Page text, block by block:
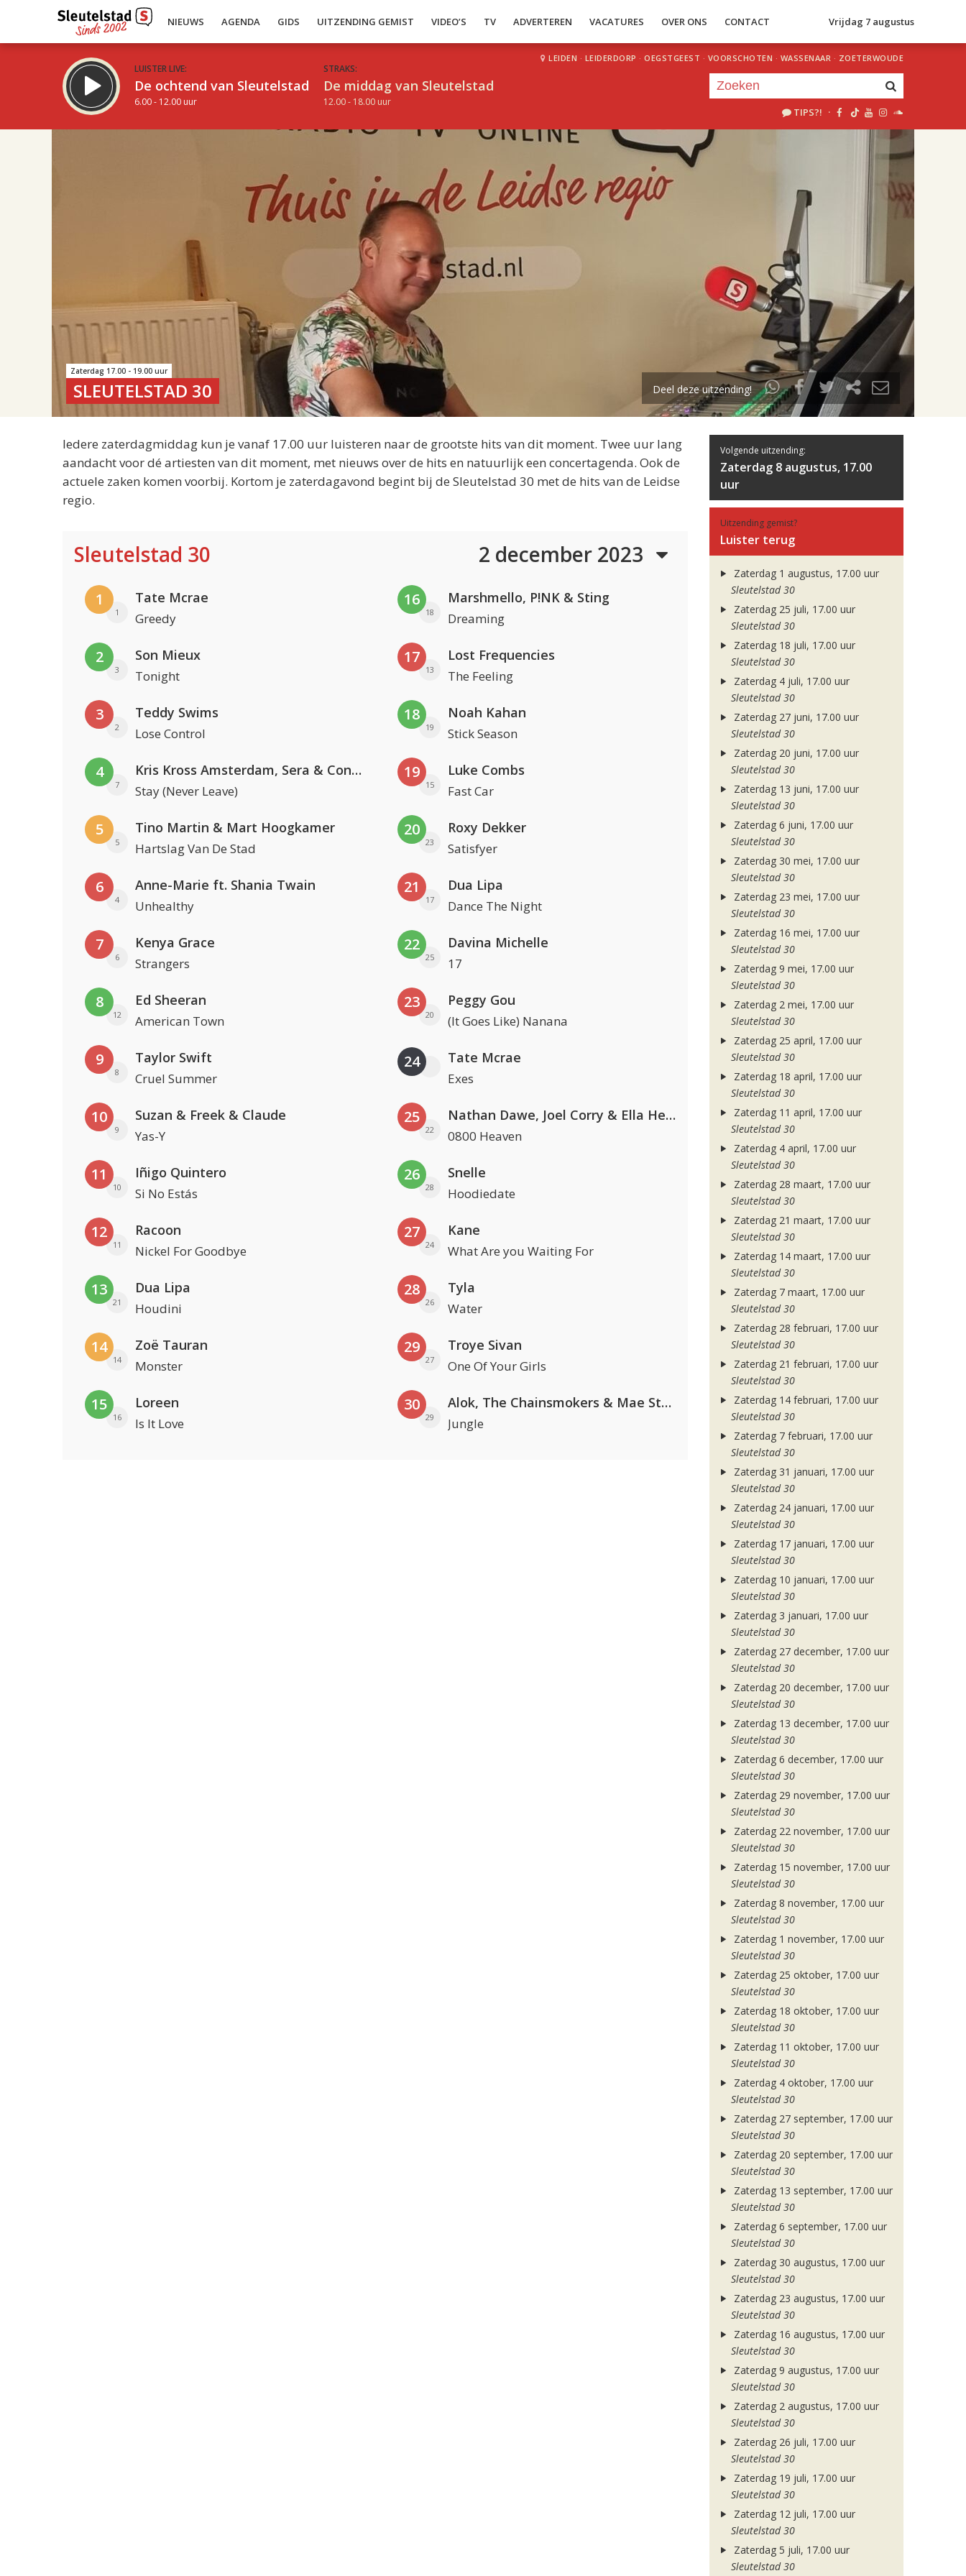
NIEUWS AGENDA GIDS UITZENDING GEMIST VIDEO’S TV ADVERTEREN VACATURES OVER ONS CONTACT Vrijdag 7 augustus
LUISTER LIVE:
De ochtend van Sleutelstad
6.00 - 12.00 uur
STRAKS:
De middag van Sleutelstad
12.00 - 18.00 uur
LEIDEN · LEIDERDORP · OEGSTGEEST · VOORSCHOTEN · WASSENAAR · ZOETERWOUDE
TIPS?! ·
uur 1 van 2
Volgend uur
Zaterdag 17.00 - 19.00 uur
SLEUTELSTAD 30 Deel deze uitzending!
Iedere zaterdagmiddag kun je vanaf 17.00 uur luisteren naar de grootste hits van dit moment. Twee uur lang
aandacht voor dé artiesten van dit moment, met nieuws over de hits en natuurlijk een concertagenda. Ook de
actuele zaken komen voorbij. Kortom je zaterdagavond begint bij de Sleutelstad 30 met de hits van de Leidse
regio.
Sleutelstad 30 2 december 2023
1
1
Tate Mcrae
Greedy
2
3
Son Mieux
Tonight
3
2
Teddy Swims
Lose Control
4
7
Kris Kross Amsterdam, Sera & Conor Maynard
Stay (Never Leave)
5
5
Tino Martin & Mart Hoogkamer
Hartslag Van De Stad
6
4
Anne-Marie ft. Shania Twain
Unhealthy
7
6
Kenya Grace
Strangers
8
12
Ed Sheeran
American Town
9
8
Taylor Swift
Cruel Summer
10
9
Suzan & Freek & Claude
Yas-Y
11
10
Iñigo Quintero
Si No Estás
12
11
Racoon
Nickel For Goodbye
13
21
Dua Lipa
Houdini
14
14
Zoë Tauran
Monster
15
16
Loreen
Is It Love
16
18
Marshmello, P!NK & Sting
Dreaming
17
13
Lost Frequencies
The Feeling
18
19
Noah Kahan
Stick Season
19
15
Luke Combs
Fast Car
20
23
Roxy Dekker
Satisfyer
21
17
Dua Lipa
Dance The Night
22
25
Davina Michelle
17
23
20
Peggy Gou
(It Goes Like) Nanana
24 Tate Mcrae
Exes
25
22
Nathan Dawe, Joel Corry & Ella Henderson
0800 Heaven
26
28
Snelle
Hoodiedate
27
24
Kane
What Are you Waiting For
28
26
Tyla
Water
29
27
Troye Sivan
One Of Your Girls
30
29
Alok, The Chainsmokers & Mae Stephens
Jungle
Volgende uitzending:
Zaterdag 8 augustus, 17.00
uur
Uitzending gemist?
Luister terug
Zaterdag 1 augustus, 17.00 uur
Sleutelstad 30
Zaterdag 25 juli, 17.00 uur
Sleutelstad 30
Zaterdag 18 juli, 17.00 uur
Sleutelstad 30
Zaterdag 4 juli, 17.00 uur
Sleutelstad 30
Zaterdag 27 juni, 17.00 uur
Sleutelstad 30
Zaterdag 20 juni, 17.00 uur
Sleutelstad 30
Zaterdag 13 juni, 17.00 uur
Sleutelstad 30
Zaterdag 6 juni, 17.00 uur
Sleutelstad 30
Zaterdag 30 mei, 17.00 uur
Sleutelstad 30
Zaterdag 23 mei, 17.00 uur
Sleutelstad 30
Zaterdag 16 mei, 17.00 uur
Sleutelstad 30
Zaterdag 9 mei, 17.00 uur
Sleutelstad 30
Zaterdag 2 mei, 17.00 uur
Sleutelstad 30
Zaterdag 25 april, 17.00 uur
Sleutelstad 30
Zaterdag 18 april, 17.00 uur
Sleutelstad 30
Zaterdag 11 april, 17.00 uur
Sleutelstad 30
Zaterdag 4 april, 17.00 uur
Sleutelstad 30
Zaterdag 28 maart, 17.00 uur
Sleutelstad 30
Zaterdag 21 maart, 17.00 uur
Sleutelstad 30
Zaterdag 14 maart, 17.00 uur
Sleutelstad 30
Zaterdag 7 maart, 17.00 uur
Sleutelstad 30
Zaterdag 28 februari, 17.00 uur
Sleutelstad 30
Zaterdag 21 februari, 17.00 uur
Sleutelstad 30
Zaterdag 14 februari, 17.00 uur
Sleutelstad 30
Zaterdag 7 februari, 17.00 uur
Sleutelstad 30
Zaterdag 31 januari, 17.00 uur
Sleutelstad 30
Zaterdag 24 januari, 17.00 uur
Sleutelstad 30
Zaterdag 17 januari, 17.00 uur
Sleutelstad 30
Zaterdag 10 januari, 17.00 uur
Sleutelstad 30
Zaterdag 3 januari, 17.00 uur
Sleutelstad 30
Zaterdag 27 december, 17.00 uur
Sleutelstad 30
Zaterdag 20 december, 17.00 uur
Sleutelstad 30
Zaterdag 13 december, 17.00 uur
Sleutelstad 30
Zaterdag 6 december, 17.00 uur
Sleutelstad 30
Zaterdag 29 november, 17.00 uur
Sleutelstad 30
Zaterdag 22 november, 17.00 uur
Sleutelstad 30
Zaterdag 15 november, 17.00 uur
Sleutelstad 30
Zaterdag 8 november, 17.00 uur
Sleutelstad 30
Zaterdag 1 november, 17.00 uur
Sleutelstad 30
Zaterdag 25 oktober, 17.00 uur
Sleutelstad 30
Zaterdag 18 oktober, 17.00 uur
Sleutelstad 30
Zaterdag 11 oktober, 17.00 uur
Sleutelstad 30
Zaterdag 4 oktober, 17.00 uur
Sleutelstad 30
Zaterdag 27 september, 17.00 uur
Sleutelstad 30
Zaterdag 20 september, 17.00 uur
Sleutelstad 30
Zaterdag 13 september, 17.00 uur
Sleutelstad 30
Zaterdag 6 september, 17.00 uur
Sleutelstad 30
Zaterdag 30 augustus, 17.00 uur
Sleutelstad 30
Zaterdag 23 augustus, 17.00 uur
Sleutelstad 30
Zaterdag 16 augustus, 17.00 uur
Sleutelstad 30
Zaterdag 9 augustus, 17.00 uur
Sleutelstad 30
Zaterdag 2 augustus, 17.00 uur
Sleutelstad 30
Zaterdag 26 juli, 17.00 uur
Sleutelstad 30
Zaterdag 19 juli, 17.00 uur
Sleutelstad 30
Zaterdag 12 juli, 17.00 uur
Sleutelstad 30
Zaterdag 5 juli, 17.00 uur
Sleutelstad 30